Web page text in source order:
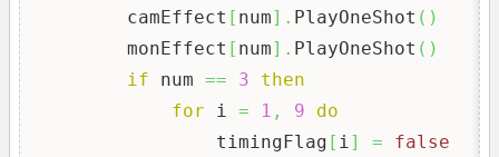
        camEffect
[ num] . PlayOneShot ( )
        monEffect
[ num] . PlayOneShot ( )
if num == 3
then
for i = 1 , 9
do
                timingFlag
[ i] =
false